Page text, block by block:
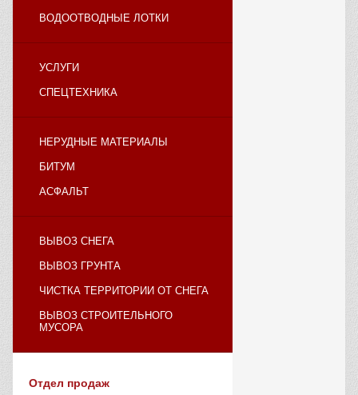
ВОДООТВОДНЫЕ ЛОТКИ
УСЛУГИ
СПЕЦТЕХНИКА
НЕРУДНЫЕ МАТЕРИАЛЫ
БИТУМ
АСФАЛЬТ
ВЫВОЗ СНЕГА
ВЫВОЗ ГРУНТА
ЧИСТКА ТЕРРИТОРИИ ОТ СНЕГА
ВЫВОЗ СТРОИТЕЛЬНОГО
МУСОРА
Отдел продаж